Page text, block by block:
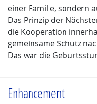
einer Familie, sondern
Das Prinzip der
die Kooperation
gemeinsame Schutz
Das war die
Enhancement